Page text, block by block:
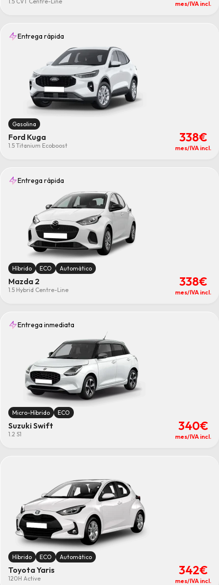
mes/IVA incl.
Entrega rápida
Gasolina
Ford Kuga
1.5 Titanium Ecoboost
338€
mes/IVA incl.
Entrega rápida
Híbrido ECO Automático
Mazda 2
1.5 Hybrid Centre-Line
338€
mes/IVA incl.
Entrega inmediata
Micro-Híbrido ECO
Suzuki Swift
1.2 S1
340€
mes/IVA incl.
Híbrido ECO Automático
Toyota Yaris
120H Active
342€
mes/IVA incl.